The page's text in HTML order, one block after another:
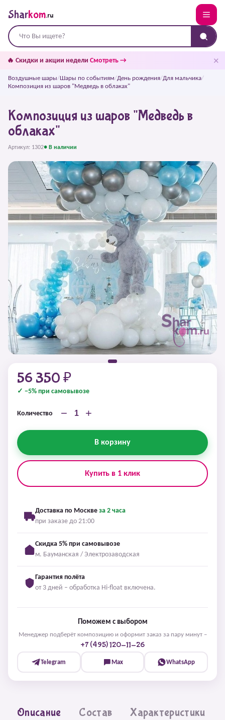
Sharkom.ru
🔥 Скидки и акции недели Смотреть → ✕
Воздушные шары/Шары по событиям/День рождения/Для мальчика/
Композиция из шаров "Медведь в облаках"
Композиция из шаров "Медведь в
облаках"
Артикул: 1302● В наличии
56 350 ₽
✓ −5% при самовывозе
Количество − +
В корзину
Купить в 1 клик
Доставка по Москве за 2 часа
при заказе до 21:00
Скидка 5% при самовывозе
м. Бауманская / Электрозаводская
Гарантия полёта
от 3 дней – обработка Hi-float включена.
Поможем с выбором
Менеджер подберёт композицию и оформит заказ за пару минут –
+7 (495) 120-11-26
Telegram Max WhatsApp
Описание Состав Характеристики